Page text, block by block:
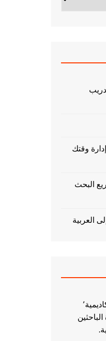
وقتك
البحث
العربية
قاعدة مذرات التخرج والدراسات الأكاديمية٬